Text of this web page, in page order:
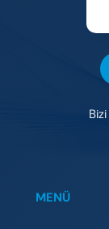
MENÜ